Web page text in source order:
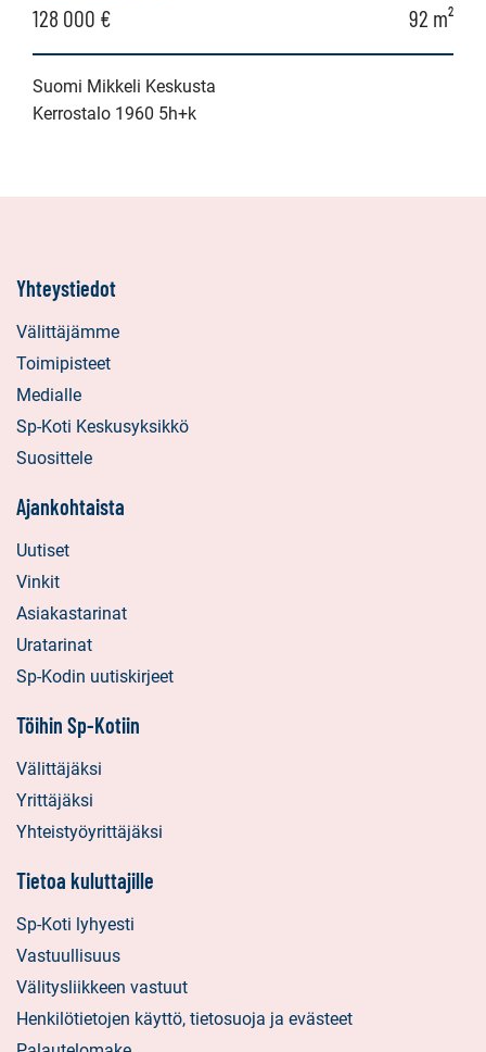
128 000 € 92 m²
Suomi Mikkeli Keskusta
Kerrostalo 1960 5h+k
Yhteystiedot
Välittäjämme
Toimipisteet
Medialle
Sp-Koti Keskusyksikkö
Suosittele
Ajankohtaista
Uutiset
Vinkit
Asiakastarinat
Uratarinat
Sp-Kodin uutiskirjeet
Töihin Sp-Kotiin
Välittäjäksi
Yrittäjäksi
Yhteistyöyrittäjäksi
Tietoa kuluttajille
Sp-Koti lyhyesti
Vastuullisuus
Välitysliikkeen vastuut
Henkilötietojen käyttö, tietosuoja ja evästeet